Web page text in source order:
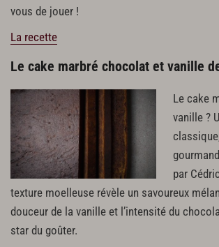
vous de jouer !
La recette
Le cake marbré chocolat et vanille
Le cake
vanille ?
par
texture moelleuse révèle un savoureux
douceur de la vanille et l’intensité du
star du goûter.